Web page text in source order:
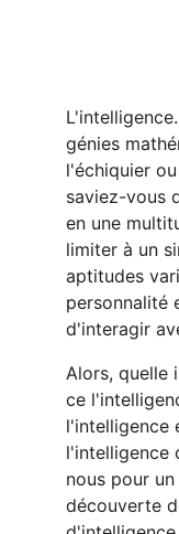
génies
l'échiquier
saviez-vous
en une
limiter à un
aptitudes
personnalité
d'interagir
Alors, quelle
ce
l'intelligence
l'intelligence
nous pour
découverte